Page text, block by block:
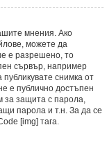
мнения. Ако
можете да
е разрешено, то
сървър, например
снимка от
е публично достъпен
за защита с парола,
парола и т.н. За да се
[img] тага.